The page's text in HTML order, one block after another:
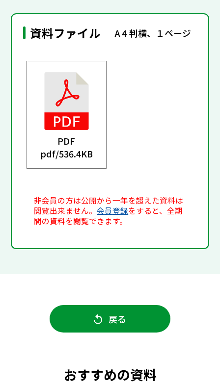
資料ファイル A４判横、１ページ
PDF
pdf/536.4KB
非会員の方は公開から一年を超えた資料は
閲覧出来ません。会員登録をすると、全期
間の資料を閲覧できます。
戻る
おすすめの資料